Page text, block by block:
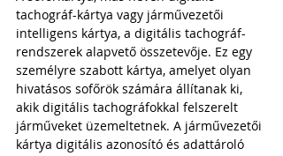
tachográf-kártya vagy járművezetői
intelligens kártya, a digitális tachográf-
rendszerek alapvető összetevője. Ez egy
személyre szabott kártya, amelyet olyan
hivatásos sofőrök számára állítanak ki,
akik digitális tachográfokkal felszerelt
járműveket üzemeltetnek. A járművezetői
kártya digitális azonosító és adattároló